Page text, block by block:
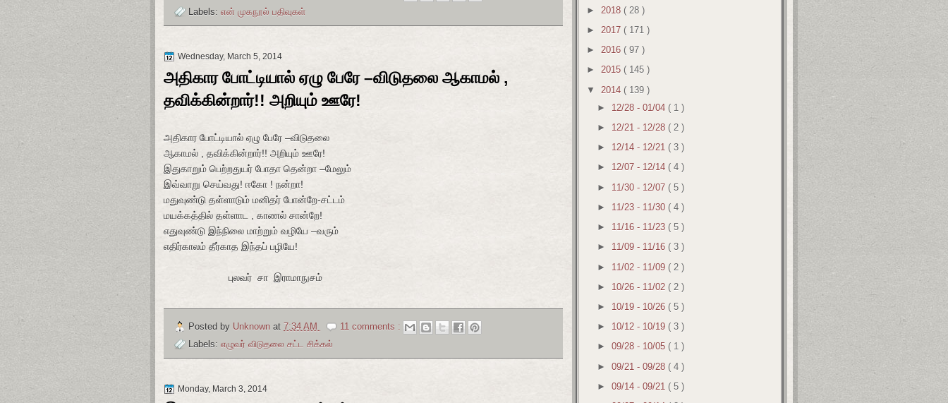
Labels: என் முகநூல் பதிவுகள்
Wednesday, March 5, 2014
அதிகார போட்டியால் ஏழு பேரே –விடுதலை ஆகாமல் ,
தவிக்கின்றார்!! அறியும் ஊரே!
அதிகார போட்டியால் ஏழு பேரே –விடுதலை
ஆகாமல் , தவிக்கின்றார்!! அறியும் ஊரே!
இதுகாறும் பெற்றதுயர் போதா தென்றா –மேலும்
இவ்வாறு செய்வது! ஈகோ ! நன்றா!
மதுவுண்டு தள்ளாடும் மனிதர் போன்றே-சட்டம்
மயக்கத்தில் தள்ளாட , காணல் சான்றே!
எதுவுண்டு இந்நிலை மாற்றும் வழியே –வரும்
எதிர்காலம் தீர்காத இந்தப் பழியே!
புலவர் சா இராமாநுசம்
Posted by Unknown at 7:34 AM
11 comments :
Labels: எழுவர் விடுதலை சட்ட சிக்கல்
Monday, March 3, 2014
► 2018 ( 28 )
► 2017 ( 171 )
► 2016 ( 97 )
► 2015 ( 145 )
▼ 2014 ( 139 )
► 12/28 - 01/04 ( 1 )
► 12/21 - 12/28 ( 2 )
► 12/14 - 12/21 ( 3 )
► 12/07 - 12/14 ( 4 )
► 11/30 - 12/07 ( 5 )
► 11/23 - 11/30 ( 4 )
► 11/16 - 11/23 ( 5 )
► 11/09 - 11/16 ( 3 )
► 11/02 - 11/09 ( 2 )
► 10/26 - 11/02 ( 2 )
► 10/19 - 10/26 ( 5 )
► 10/12 - 10/19 ( 3 )
►09/28 - 10/05 ( 1 )
►09/21 - 09/28 ( 4 )
►09/14 - 09/21 ( 5 )